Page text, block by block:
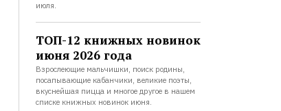
июля.
ТОП-12 книжных новинок
июня 2026 года
Взрослеющие мальчишки, поиск родины,
посапывающие кабанчики, великие поэты,
вкуснейшая пицца и многое другое в нашем
списке книжных новинок июня.